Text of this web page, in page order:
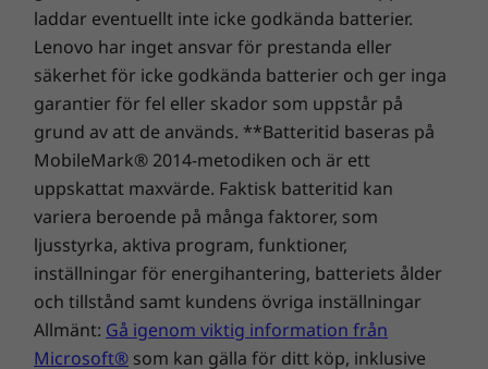
fingeravtryckssensor, finns som tillval,
integrerad i strömknappen. Den levereras
också med en sekretesslutare för säkerhet och
ett optimerat batterisystem för snabb
laddning. Dessutom möjliggör den sömlösa
dataöverföringar och parkoppling för utökad
arbetsyta.
ENERGY STAR ® 8.0
EPEAT®Silver där tillämpligt*
*Gå tillwww.epeat.netför registreringsstatus per
land.
ÖVRIG INFORMATION
Förinstallerad programvara
Lenovo Vantage
McAfee®LiveSafe™ (Testversion)
Microsoft 365 (utvärderingsversion)
Windows 11 Home/Pro
förstklassig prestanda och säkerhet för datorer!
laddar eventuellt inte icke godkända batterier.
Lenovo har inget ansvar för prestanda eller
säkerhet för icke godkända batterier och ger inga
garantier för fel eller skador som uppstår på
grund av att de används. **Batteritid baseras på
MobileMark® 2014-metodiken och är ett
uppskattat maxvärde. Faktisk batteritid kan
variera beroende på många faktorer, som
ljusstyrka, aktiva program, funktioner,
inställningar för energihantering, batteriets ålder
och tillstånd samt kundens övriga inställningar
Allmänt: Gå igenom viktig information från
Microsoft® som kan gälla för ditt köp, inklusive